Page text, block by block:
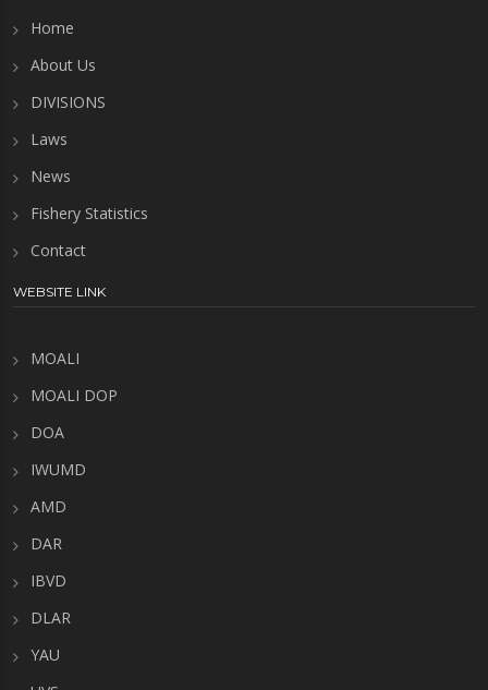
Home
About Us
DIVISIONS
Laws
News
Fishery Statistics
Contact
WEBSITE LINK
MOALI
MOALI DOP
DOA
IWUMD
AMD
DAR
IBVD
DLAR
YAU